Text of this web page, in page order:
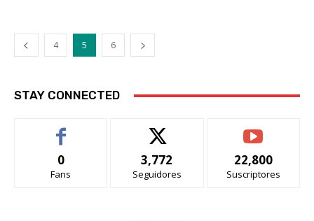
4 5 6
STAY CONNECTED
0
Fans
3,772
Seguidores
22,800
Suscriptores